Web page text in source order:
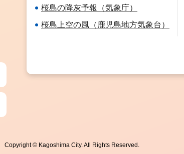
桜島の降灰予報（気象庁）
桜島上空の風（鹿児島地方気象台）
Copyright © Kagoshima City. All Rights Reserved.